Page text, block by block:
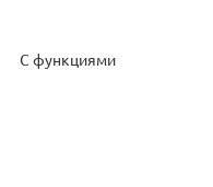
С функциями